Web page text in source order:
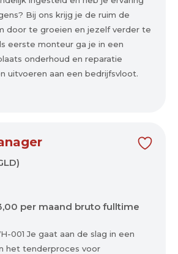
Bij ons krijg je de ruim de
door te groeien en jezelf verder te
eerste monteur ga je in een
onderhoud en reparatie
uitvoeren aan een bedrijfsvloot.
per maand bruto fulltime
001 Je gaat aan de slag in een
het tenderproces voor